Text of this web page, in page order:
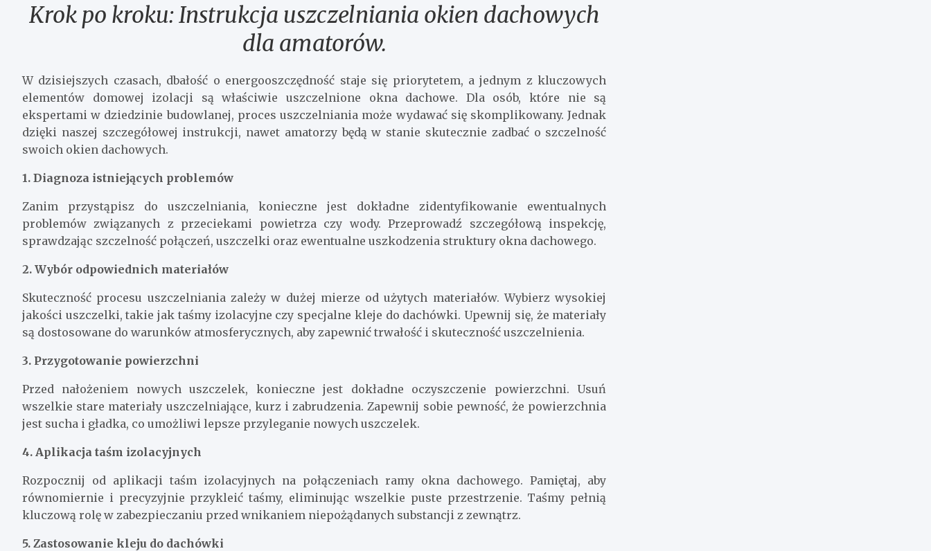
Krok po kroku: Instrukcja uszczelniania okien dachowych
dla amatorów.
W dzisiejszych czasach, dbałość o energooszczędność staje się priorytetem, a jednym z kluczowych
elementów domowej izolacji są właściwie uszczelnione okna dachowe. Dla osób, które nie są
ekspertami w dziedzinie budowlanej, proces uszczelniania może wydawać się skomplikowany. Jednak
dzięki naszej szczegółowej instrukcji, nawet amatorzy będą w stanie skutecznie zadbać o szczelność
swoich okien dachowych.
1. Diagnoza istniejących problemów
Zanim przystąpisz do uszczelniania, konieczne jest dokładne zidentyfikowanie ewentualnych
problemów związanych z przeciekami powietrza czy wody. Przeprowadź szczegółową inspekcję,
sprawdzając szczelność połączeń, uszczelki oraz ewentualne uszkodzenia struktury okna dachowego.
2. Wybór odpowiednich materiałów
Skuteczność procesu uszczelniania zależy w dużej mierze od użytych materiałów. Wybierz wysokiej
jakości uszczelki, takie jak taśmy izolacyjne czy specjalne kleje do dachówki. Upewnij się, że materiały
są dostosowane do warunków atmosferycznych, aby zapewnić trwałość i skuteczność uszczelnienia.
3. Przygotowanie powierzchni
Przed nałożeniem nowych uszczelek, konieczne jest dokładne oczyszczenie powierzchni. Usuń
wszelkie stare materiały uszczelniające, kurz i zabrudzenia. Zapewnij sobie pewność, że powierzchnia
jest sucha i gładka, co umożliwi lepsze przyleganie nowych uszczelek.
4. Aplikacja taśm izolacyjnych
Rozpocznij od aplikacji taśm izolacyjnych na połączeniach ramy okna dachowego. Pamiętaj, aby
równomiernie i precyzyjnie przykleić taśmy, eliminując wszelkie puste przestrzenie. Taśmy pełnią
kluczową rolę w zabezpieczaniu przed wnikaniem niepożądanych substancji z zewnątrz.
5. Zastosowanie kleju do dachówki